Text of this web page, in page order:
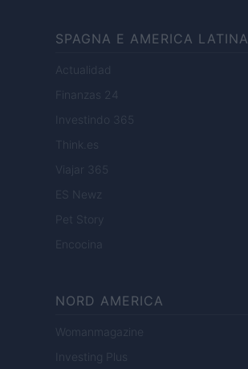
SPAGNA E AMERICA LATINA
Actualidad
Finanzas 24
Investindo 365
Think.es
Viajar 365
ES Newz
Pet Story
Encocina
NORD AMERICA
Womanmagazine
Investing Plus